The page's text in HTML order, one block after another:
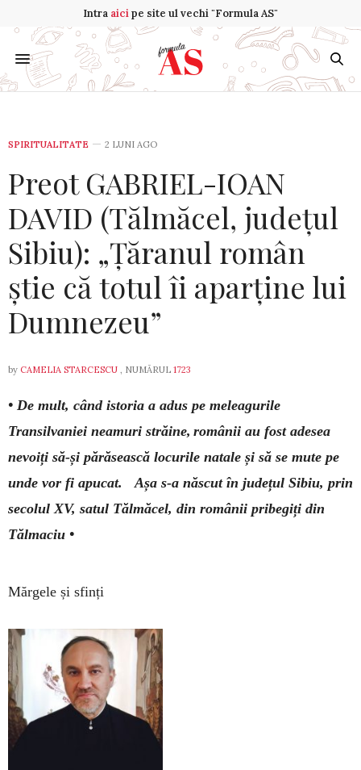
Intra aicipe site ul vechi "Formula AS"
SPIRITUALITATE 2 LUNI AGO
Preot GABRIEL-IOAN
DAVID (Tălmăcel, județul
Sibiu): „Țăranul român
știe că totul îi aparține lui
Dumnezeu”
by CAMELIA STARCESCU , NUMĂRUL 1723
• De mult, când istoria a adus pe meleagurile
Transilvaniei neamuri străine, românii au fost adesea
nevoiți să-și părăsească locurile natale și să se mute pe
unde vor fi apucat. Așa s-a născut în județul Sibiu, prin
secolul XV, satul Tălmăcel, din românii pribegiți din
Tălmaciu •
Mărgele și sfinți